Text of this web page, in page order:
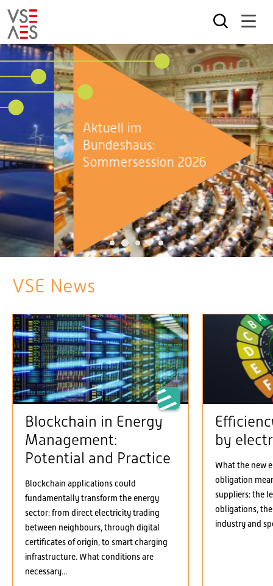
Skip
to
content
Aktuell im
Bundeshaus:
Sommersession 2026
1 2 3 4 5
VSE News
Blockchain in Energy
Management:
Potential and Practice
Blockchain applications could
fundamentally transform the energy
sector: from direct electricity trading
between neighbours, through digital
certificates of origin, to smart charging
infrastructure. What conditions are
necessary...
by
What the new
obligation
suppliers: the
obligations,
industry and